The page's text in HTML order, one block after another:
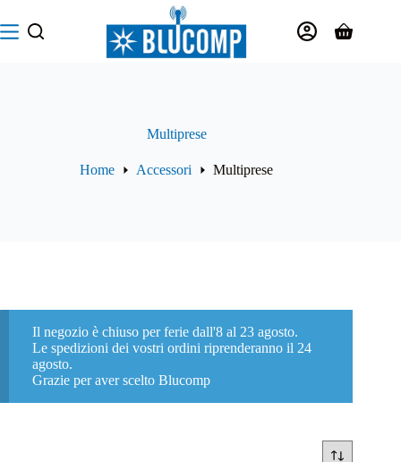
al
contenuto
Carrello
Multiprese
Home Accessori Multiprese
Il negozio è chiuso per ferie dall'8 al 23 agosto.
Le spedizioni dei vostri ordini riprenderanno il 24
agosto.
Grazie per aver scelto Blucomp